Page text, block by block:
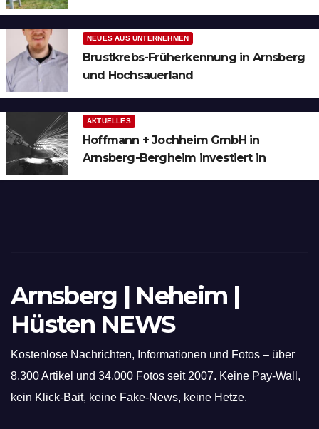
NEUES AUS UNTERNEHMEN
Brustkrebs-Früherkennung in Arnsberg
und Hochsauerland
AKTUELLES
Hoffmann + Jochheim GmbH in
Arnsberg-Bergheim investiert in
Arnsberg | Neheim |
Hüsten NEWS
Kostenlose Nachrichten, Informationen und Fotos – über
8.300 Artikel und 34.000 Fotos seit 2007. Keine Pay-Wall,
kein Klick-Bait, keine Fake-News, keine Hetze.